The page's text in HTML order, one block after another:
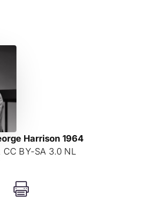
Harrison 1964
BY-SA 3.0 NL
